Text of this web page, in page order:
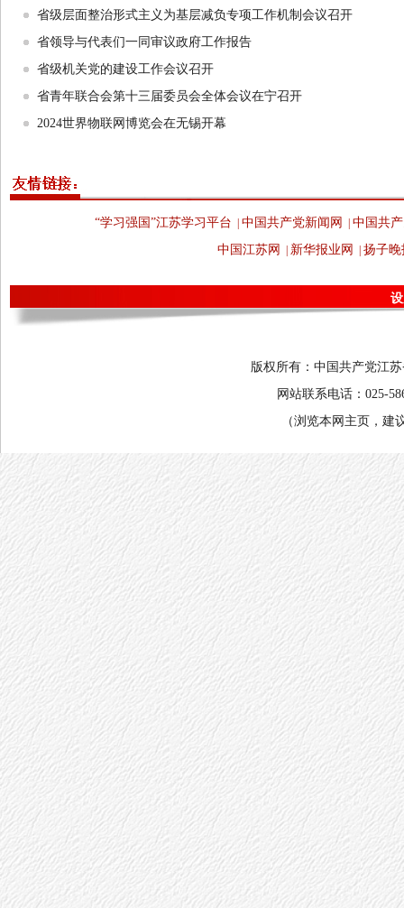
省级层面整治形式主义为基层减负专项工作机制会议召开
省领导与代表们一同审议政府工作报告
省级机关党的建设工作会议召开
省青年联合会第十三届委员会全体会议在宁召开
2024世界物联网博览会在无锡开幕
“学习强国”江苏学习平台 中国共产党新闻网
中国共
中国江苏网
新华报业网 扬子晚
版权所有：中国共产党江
网站联系电话：025-
（浏览本网主页，建